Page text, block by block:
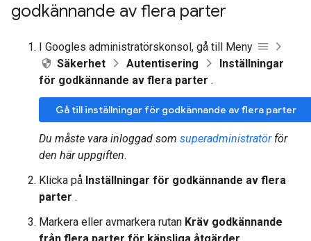
godkännande av flera parter
I Googles administratörskonsol, gå till Meny
Säkerhet
Autentisering
Inställningar
för godkännande av flera parter .
Gå till inställningar för godkännande av flera parter
Du måste vara inloggad som superadministratörför
den här uppgiften.
Klicka på Inställningar för godkännande av flera
parter .
Markera eller avmarkera rutan Kräv godkännande